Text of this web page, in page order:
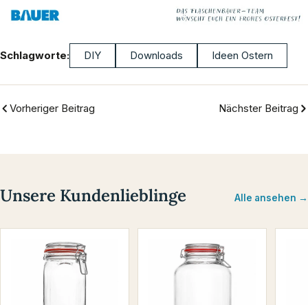
Schlagworte: DIY Downloads Ideen Ostern
Vorheriger Beitrag Nächster Beitrag
Unsere Kundenlieblinge Alle ansehen →